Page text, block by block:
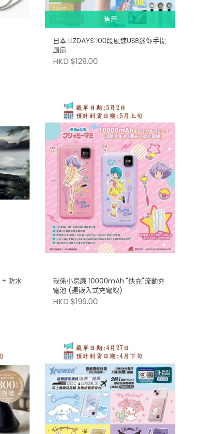
售罄
日本 LIZDAYS 100段風速USB迷你手提
風扇
HKD $129.00
+ 防水
我係小忌廉 10000mAh "快充"流動充
電池 (連嵌入式充電線)
HKD $199.00